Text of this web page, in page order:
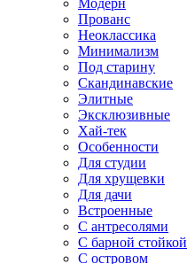
Прованс
Неоклассика
Минимализм
Под старину
Скандинавские
Элитные
Эксклюзивные
Хай-тек
Особенности
Для студии
Для хрущевки
Для дачи
Встроенные
С антресолями
С барной стойкой
С островом